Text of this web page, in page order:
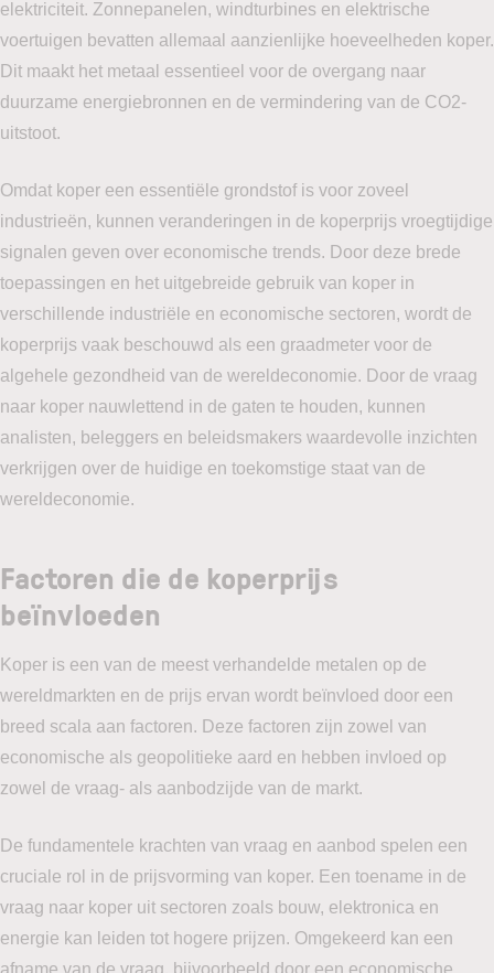
elektriciteit. Zonnepanelen, windturbines en elektrische
voertuigen bevatten allemaal aanzienlijke hoeveelheden koper.
Dit maakt het metaal essentieel voor de overgang naar
duurzame energiebronnen en de vermindering van de CO2-
uitstoot.
Omdat koper een essentiële grondstof is voor zoveel
industrieën, kunnen veranderingen in de koperprijs vroegtijdige
signalen geven over economische trends. Door deze brede
toepassingen en het uitgebreide gebruik van koper in
verschillende industriële en economische sectoren, wordt de
koperprijs vaak beschouwd als een graadmeter voor de
algehele gezondheid van de wereldeconomie. Door de vraag
naar koper nauwlettend in de gaten te houden, kunnen
analisten, beleggers en beleidsmakers waardevolle inzichten
verkrijgen over de huidige en toekomstige staat van de
wereldeconomie.
Factoren die de koperprijs
beïnvloeden
Koper is een van de meest verhandelde metalen op de
wereldmarkten en de prijs ervan wordt beïnvloed door een
breed scala aan factoren. Deze factoren zijn zowel van
economische als geopolitieke aard en hebben invloed op
zowel de vraag- als aanbodzijde van de markt.
De fundamentele krachten van vraag en aanbod spelen een
cruciale rol in de prijsvorming van koper. Een toename in de
vraag naar koper uit sectoren zoals bouw, elektronica en
energie kan leiden tot hogere prijzen. Omgekeerd kan een